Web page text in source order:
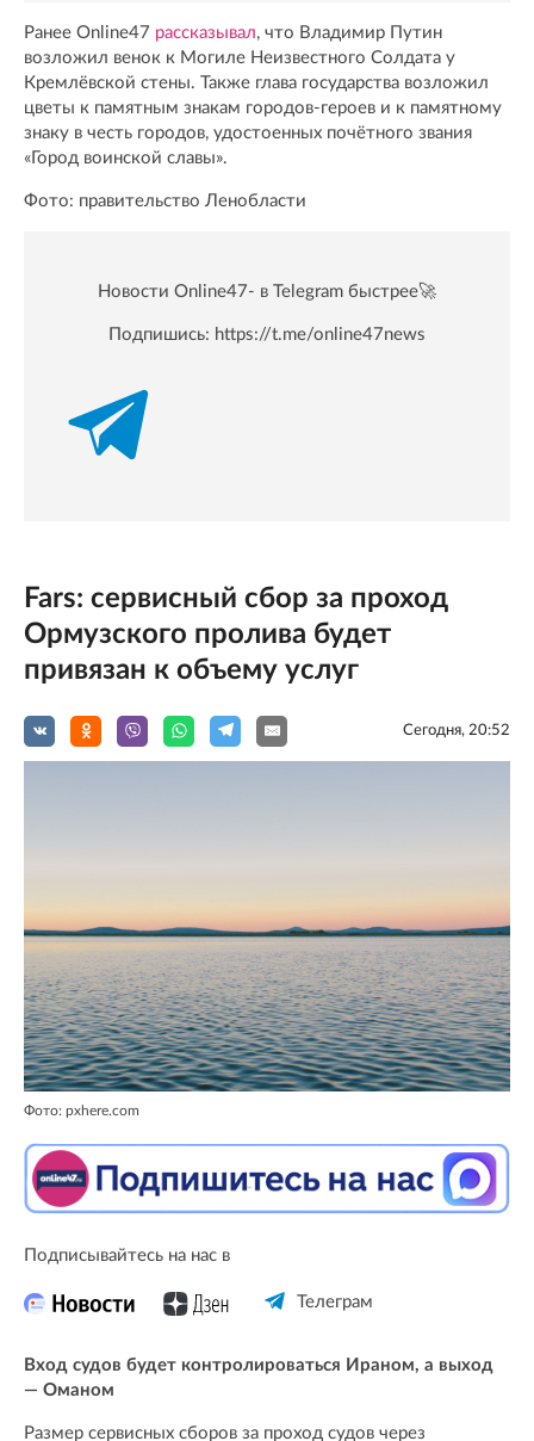
Ранее Online47 рассказывал, что Владимир Путин
возложил венок к Могиле Неизвестного Солдата у
Кремлёвской стены. Также глава государства возложил
цветы к памятным знакам городов-героев и к памятному
знаку в честь городов, удостоенных почётного звания
«Город воинской славы».
Фото: правительство Ленобласти
Новости Online47- в Telegram быстрее🚀
Подпишись: https://t.me/online47news
Fars: сервисный сбор за проход
Ормузского пролива будет
привязан к объему услуг
Сегодня, 20:52
Фото: pxhere.com
Подписывайтесь на нас в
Телеграм
Вход судов будет контролироваться Ираном, а выход
— Оманом
Размер сервисных сборов за проход судов через